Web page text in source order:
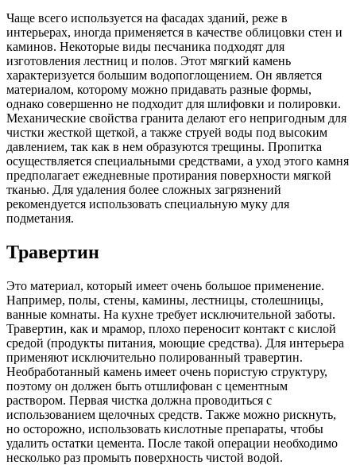
Чаще всего используется на фасадах зданий, реже в
интерьерах, иногда применяется в качестве облицовки стен и
каминов. Некоторые виды песчаника подходят для
изготовления лестниц и полов. Этот мягкий камень
характеризуется большим водопоглощением. Он является
материалом, которому можно придавать разные формы,
однако совершенно не подходит для шлифовки и полировки.
Механические свойства гранита делают его непригодным для
чистки жесткой щеткой, а также струей воды под высоким
давлением, так как в нем образуются трещины. Пропитка
осуществляется специальными средствами, а уход этого камня
предполагает ежедневные протирания поверхности мягкой
тканью. Для удаления более сложных загрязнений
рекомендуется использовать специальную муку для
подметания.
Травертин
Это материал, который имеет очень большое применение.
Например, полы, стены, камины, лестницы, столешницы,
ванные комнаты. На кухне требует исключительной заботы.
Травертин, как и мрамор, плохо переносит контакт с кислой
средой (продукты питания, моющие средства). Для интерьера
применяют исключительно полированный травертин.
Необработанный камень имеет очень пористую структуру,
поэтому он должен быть отшлифован с цементным
раствором. Первая чистка должна проводиться с
использованием щелочных средств. Также можно рискнуть,
но осторожно, использовать кислотные препараты, чтобы
удалить остатки цемента. После такой операции необходимо
несколько раз промыть поверхность чистой водой.